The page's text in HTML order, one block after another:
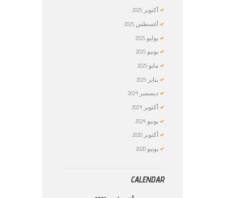
أكتوبر2025
أغسطس2025
يوليو2025
يونيو2025
مايو2025
يناير2025
ديسمبر2024
أكتوبر2024
يونيو2024
أكتوبر2020
يونيو2020
CALENDAR